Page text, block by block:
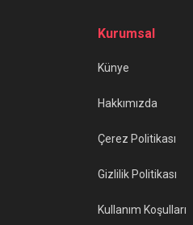
Kurumsal
Künye
Hakkımızda
Çerez Politikası
Gizlilik Politikası
Kullanım Koşulları